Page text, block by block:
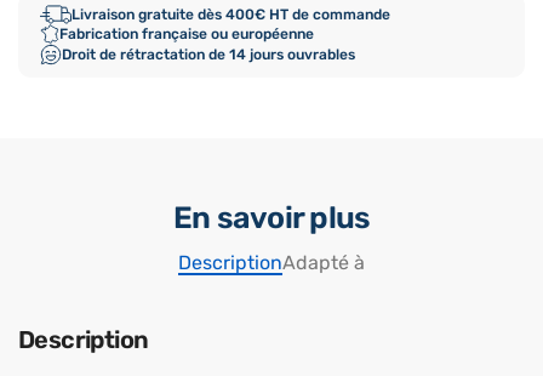
Livraison gratuite dès 400€ HT de commande
Fabrication française ou européenne
Droit de rétractation de 14 jours ouvrables
En savoir plus
DescriptionAdapté à
Description